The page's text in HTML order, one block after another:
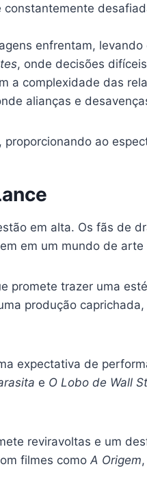
enfrentam,
, onde decisões
a complexidade das
alianças e
ao
em alta. Os fãs de
em um mundo de arte
promete trazer uma
produção
expectativa de
e O Lobo de Wall
reviravoltas e um
filmes como A Origem